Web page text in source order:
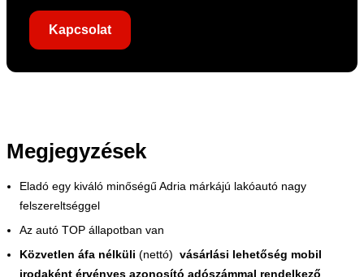
Kapcsolat
Megjegyzések
Eladó egy kiváló minőségű Adria márkájú lakóautó nagy
felszereltséggel
Az autó TOP állapotban van
Közvetlen áfa nélküli(nettó)
vásárlási lehetőség mobil
irodaként érvényes azonosító adószámmal rendelkező